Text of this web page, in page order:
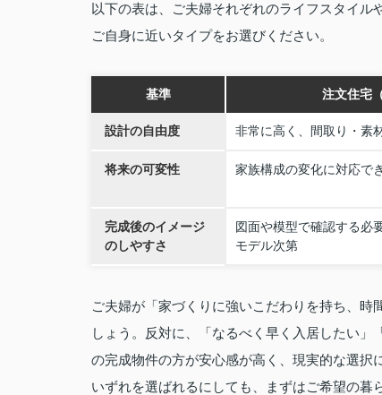
以下の表は、ご夫婦それぞれのライフスタイ
ご自身に近いタイプをお選びください。
基準 注文住宅
設計の自由度 非常に高く、間取り・素
将来の可変性 家族構成の変化に対応で
完成後のイメージ
のしやすさ
図面や模型で確認する必
モデル次第
ご夫婦が「家づくりに強いこだわりを持ち、
しょう。反対に、「なるべく早く入居したい
の完成物件の方が安心感が高く、現実的な選択
いずれを選ばれるにしても、まずはご希望の